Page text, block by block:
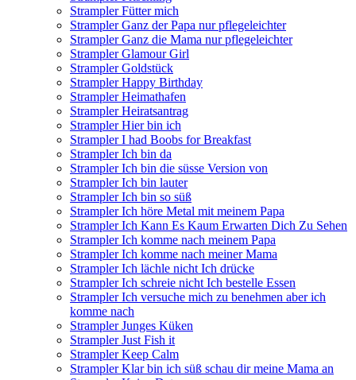
Strampler Fütter mich
Strampler Ganz der Papa nur pflegeleichter
Strampler Ganz die Mama nur pflegeleichter
Strampler Glamour Girl
Strampler Goldstück
Strampler Happy Birthday
Strampler Heimathafen
Strampler Heiratsantrag
Strampler Hier bin ich
Strampler I had Boobs for Breakfast
Strampler Ich bin da
Strampler Ich bin die süsse Version von
Strampler Ich bin lauter
Strampler Ich bin so süß
Strampler Ich höre Metal mit meinem Papa
Strampler Ich Kann Es Kaum Erwarten Dich Zu Sehen
Strampler Ich komme nach meinem Papa
Strampler Ich komme nach meiner Mama
Strampler Ich lächle nicht Ich drücke
Strampler Ich schreie nicht Ich bestelle Essen
Strampler Ich versuche mich zu benehmen aber ich
komme nach
Strampler Junges Küken
Strampler Just Fish it
Strampler Keep Calm
Strampler Klar bin ich süß schau dir meine Mama an